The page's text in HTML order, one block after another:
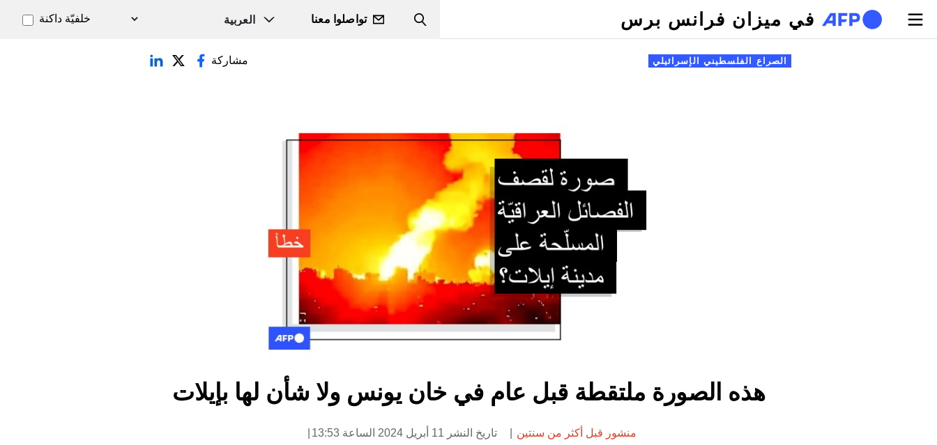
تجاوز إلى المحتوى الرئيسي
في ميزان فرانس برس Search
تواصلوا معنا خلفيّة داكنة
التبويبات الأساسية
الصراع الفلسطيني الإسرائيلي مشاركة
هذه الصورة ملتقطة قبل عام في خان يونس ولا شأن لها بإيلات
منشور قبل أكثر من سنتين
تاريخ النشر 11 أبريل 2024 الساعة 13:53